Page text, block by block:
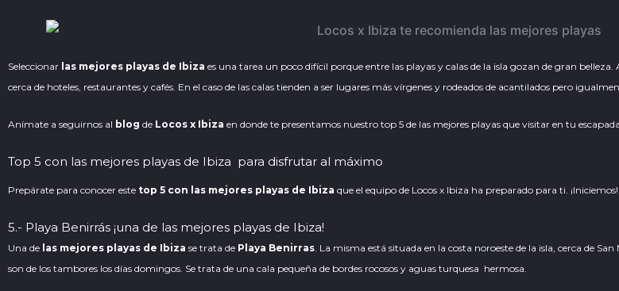
Seleccionar las mejores playas de Ibiza es una tarea un poco difícil porque entre las playas y calas de la isla gozan de gran
cerca de hoteles, restaurantes y cafés. En el caso de las calas tienden a ser lugares más vírgenes y rodeados de acantilados pero
Anímate a seguirnos al blog de Locos x Ibiza en donde te presentamos nuestro top 5 de las mejores playas que visitar en tu
Top 5 con las mejores playas de Ibiza para disfrutar al máximo
Prepárate para conocer este top 5 con las mejores playas de Ibiza que el equipo de Locos x Ibiza ha preparado para ti. ¡Iniciemos!
5.- Playa Benirrás ¡una de las mejores playas de Ibiza!
Una de las mejores playas de Ibiza se trata de Playa Benirras. La misma está situada en la costa noroeste de la isla, cerca de San
son de los tambores los días domingos. Se trata de una cala pequeña de bordes rocosos y aguas turquesa hermosa.